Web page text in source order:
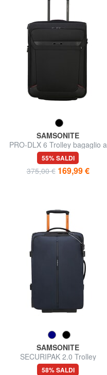
SAMSONITE
PRO-DLX 6 Trolley bagaglio a
mano espandibile
55% SALDI
375,00 € 169,99 €
SAMSONITE
SECURIPAK 2.0 Trolley
Bagaglio a Mano
58% SALDI